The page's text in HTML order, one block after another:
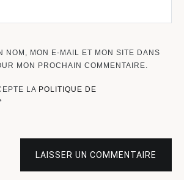
NOM, MON E-MAIL ET MON SITE DANS
MON PROCHAIN COMMENTAIRE.
LA POLITIQUE DE
LAISSER UN COMMENTAIRE